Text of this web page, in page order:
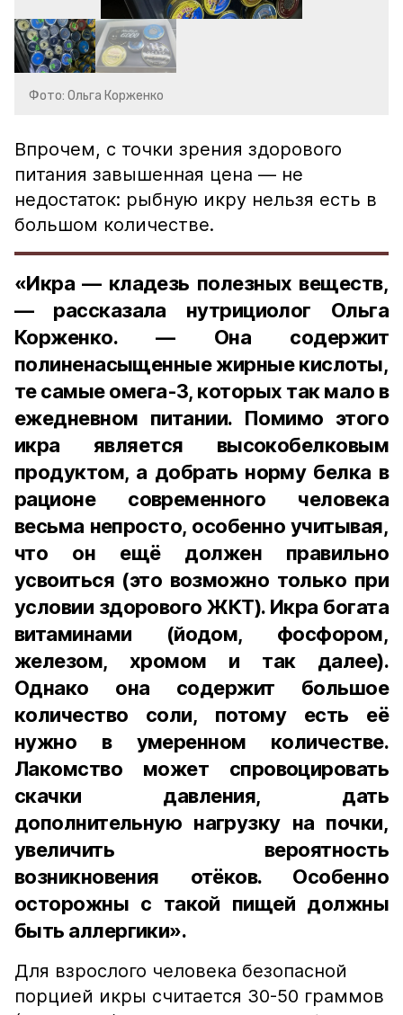
Фото: Ольга Корженко
Впрочем, с точки зрения здорового
питания завышенная цена — не
недостаток: рыбную икру нельзя есть в
большом количестве.
«Икра — кладезь полезных веществ,
— рассказала нутрициолог Ольга
Корженко. — Она содержит
полиненасыщенные жирные кислоты,
те самые омега-3, которых так мало в
ежедневном питании. Помимо этого
икра является высокобелковым
продуктом, а добрать норму белка в
рационе современного человека
весьма непросто, особенно учитывая,
что он ещё должен правильно
усвоиться (это возможно только при
условии здорового ЖКТ). Икра богата
витаминами (йодом, фосфором,
железом, хромом и так далее).
Однако она содержит большое
количество соли, потому есть её
нужно в умеренном количестве.
Лакомство может спровоцировать
скачки давления, дать
дополнительную нагрузку на почки,
увеличить вероятность
возникновения отёков. Особенно
осторожны с такой пищей должны
быть аллергики».
Для взрослого человека безопасной
порцией икры считается 30-50 граммов